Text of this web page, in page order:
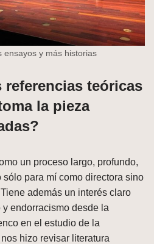
ensayos y más historias
referencias teóricas
la pieza
un proceso largo, profundo,
para mí como directora sino
además un interés claro
endorracismo desde la
en el estudio de la
hizo revisar literatura